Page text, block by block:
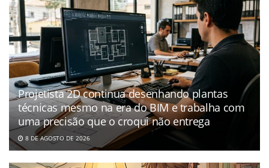
Projetista 2D continua desenhando plantas
técnicas mesmo na era do BIM e trabalha com
uma precisão que o croqui não entrega
8 DE AGOSTO DE 2026